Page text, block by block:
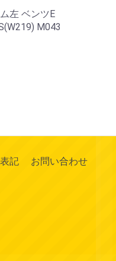
左 ベンツE
M043
記 お問い合わせ